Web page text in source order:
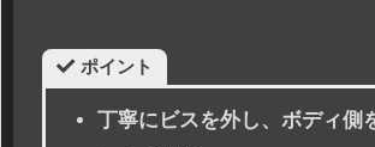
ポイント
丁寧にビスを外し、ボディ側